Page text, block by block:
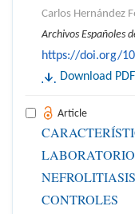
Carlos Hernández
Archivos Españoles
https://doi.org/
Download PDF
Article
CONTROLES